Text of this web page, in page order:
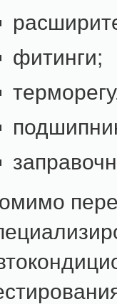
фитинги;